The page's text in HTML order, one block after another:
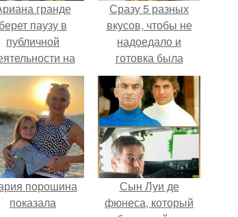
гранде
берет паузу в
публичной
на
слухов о
здоровье.
Сразу 5 разных
вкусов, чтобы не
надоедало и
готовка была
проще.
порошина
показала
Сын Луи де
фюнеса, который